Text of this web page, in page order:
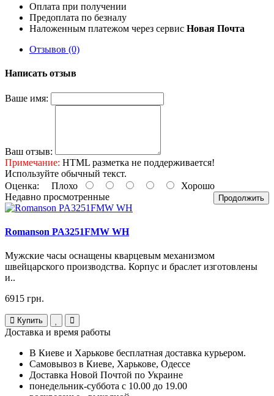
Оплата при получении
Предоплата по безналу
Наложенным платежом через сервис Новая Почта
Отзывов (0)
Написать отзыв
Ваше имя:
Ваш отзыв:
Примечание: HTML разметка не поддерживается!
Используйте обычный текст.
Оценка: Плохо Хорошо
Продолжить
Недавно просмотренные
Romanson PA3251FMW WH
Мужские часы оснащены кварцевым механизмом
швейцарского производства. Корпус и браслет изготовлены
и..
6915 грн.
Купить
Доставка и время работы
В Киеве и Харькове бесплатная доставка курьером.
Самовывоз в Киеве, Харькове, Одессе
Доставка Новой Почтой по Украине
понедельник-суббота с 10.00 до 19.00